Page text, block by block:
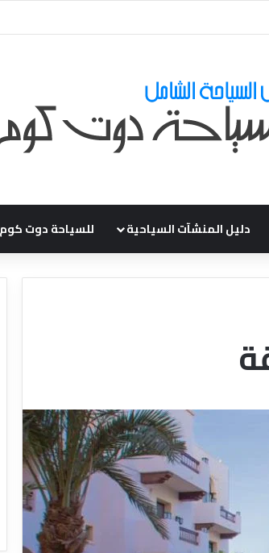
... لو عندك سؤال او استفسار ماتدرددش فى طلب
دليل المنشآت السياحية للسياحة دوت كوم
ل
ا
ل
ن
دليل شركات النقل السياحي